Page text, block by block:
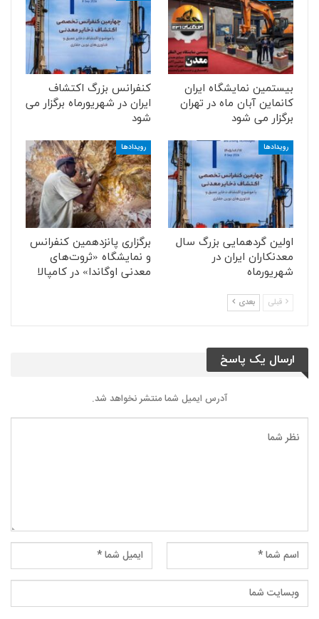
بیستمین نمایشگاه ایران
کانماین آبان ماه در تهران
برگزار می شود
کنفرانس بزرگ اکتشاف
ایران در شهریورماه برگزار می
شود
رویدادها
اولین گردهمایی بزرگ سال
معدنکاران ایران در
شهریورماه
رویدادها
برگزاری پانزدهمین کنفرانس
و نمایشگاه «ثروت‌های
معدنی اوگاندا» در کامپالا
قبلی بعدی
ارسال یک پاسخ
آدرس ایمیل شما منتشر نخواهد شد.